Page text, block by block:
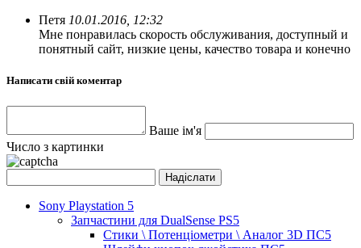
Петя 10.01.2016, 12:32
Мне понравилась скорость обслуживания, доступный и
понятный сайт, низкие цены, качество товара и конечно
Написати свій коментар
Ваше ім'я
Число з картинки
Sony Playstation 5
Запчастини для DualSense PS5
Стики \ Потенціометри \ Аналог 3D ПС5